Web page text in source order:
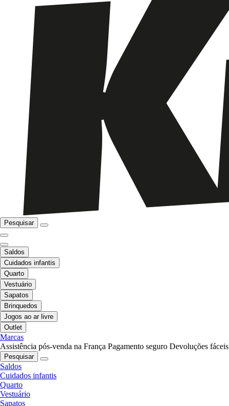
Pesquisar
Saldos
Cuidados infantis
Quarto
Vestuário
Sapatos
Brinquedos
Jogos ao ar livre
Outlet
Marcas
Assistência pós-venda na França Pagamento seguro Devoluções fáceis
Pesquisar
Saldos
Cuidados infantis
Quarto
Vestuário
Sapatos